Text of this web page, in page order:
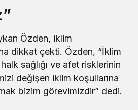
Özden, iklim
dikkat çekti. Özden, “İklim
sağlığı ve afet risklerinin
değişen iklim koşullarına
bizim görevimizdir” dedi.